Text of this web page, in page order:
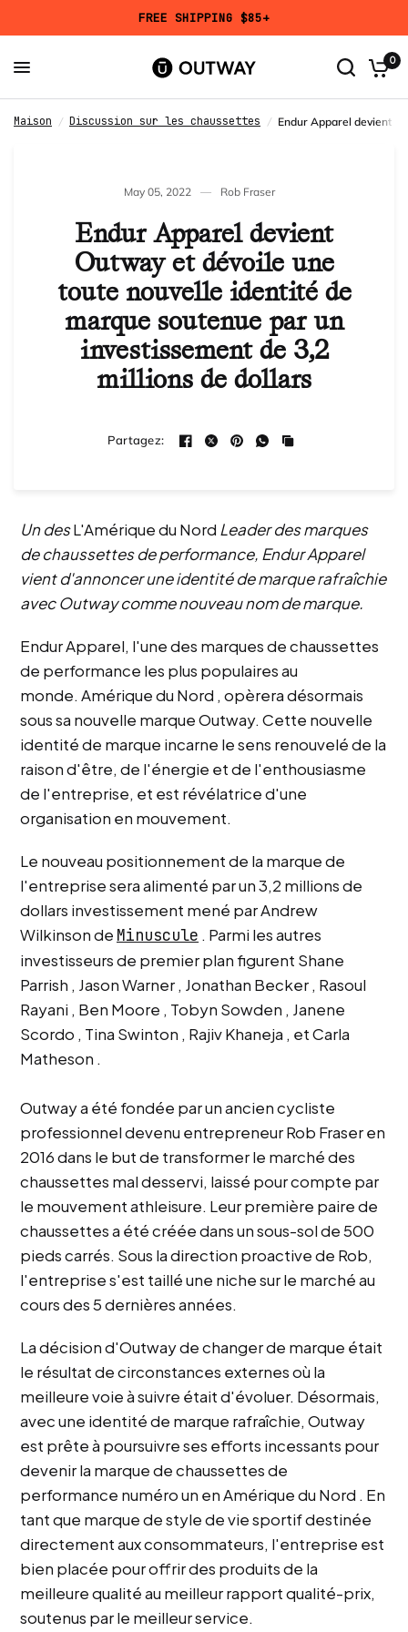
FREE SHIPPING $85+
0
Maison / Discussion sur les chaussettes / Endur Apparel devient
Partage
May 05, 2022 Rob Fraser
Endur Apparel devient
Outway et dévoile une
toute nouvelle identité de
marque soutenue par un
investissement de 3,2
millions de dollars
Partagez:
Un desL'Amérique du Nord Leader des marques
de chaussettes de performance, Endur Apparel
vient d'annoncer une identité de marque rafraîchie
avec Outway comme nouveau nom de marque.
Endur Apparel, l'une des marques de chaussettes
de performance les plus populaires au
monde. Amérique du Nord , opèrera désormais
sous sa nouvelle marque Outway. Cette nouvelle
identité de marque incarne le sens renouvelé de la
raison d'être, de l'énergie et de l'enthousiasme
de l'entreprise, et est révélatrice d'une
organisation en mouvement.
Le nouveau positionnement de la marque de
l'entreprise sera alimenté par un3,2 millions de
dollars investissement mené parAndrew
Wilkinsonde Minuscule . Parmi les autres
investisseurs de premier plan figurent Shane
Parrish , Jason Warner , Jonathan Becker , Rasoul
Rayani , Ben Moore , Tobyn Sowden , Janene
Scordo , Tina Swinton , Rajiv Khaneja , etCarla
Matheson .
Outway a été fondée par un ancien cycliste
professionnel devenu entrepreneurRob Fraseren
2016 dans le but de transformer le marché des
chaussettes mal desservi, laissé pour compte par
le mouvement athleisure. Leur première paire de
chaussettes a été créée dans un sous-sol de 500
pieds carrés. Sous la direction proactive de Rob,
l'entreprise s'est taillé une niche sur le marché au
cours des 5 dernières années.
La décision d'Outway de changer de marque était
le résultat de circonstances externes où la
meilleure voie à suivre était d'évoluer. Désormais,
avec une identité de marque rafraîchie, Outway
est prête à poursuivre ses efforts incessants pour
devenir la marque de chaussettes de
performance numéro un enAmérique du Nord . En
tant que marque de style de vie sportif destinée
directement aux consommateurs, l'entreprise est
bien placée pour offrir des produits de la
meilleure qualité au meilleur rapport qualité-prix,
soutenus par le meilleur service.
Add a Mystery Pair?
Get
a randomly selected design in your chosen height
and size.
Mystery Pair
u
r
5
é
t
o
e
a
i
s
v
r
é
s
a
e
c
n
e
m
y
e
n
n
d
.
t
o
i
s
s
u
5
p
r
O
k
e
d
o
R
e
i
e
SIZE :
S/M M/L L/XL